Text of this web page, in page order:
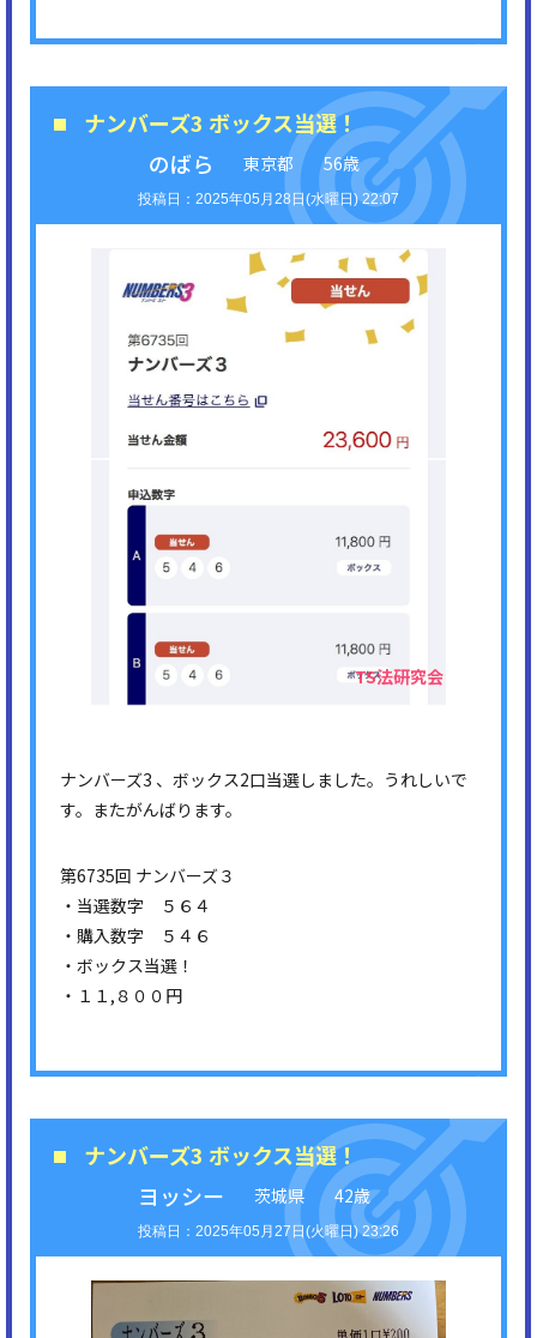
ナンバーズ3 ボックス当選！
のばら
東京都 56歳
2025年05月28日(水曜日) 22:07
ナンバーズ3 、ボックス2口当選しました。うれしいで
す。またがんばります。
第6735回 ナンバーズ３
・当選数字 ５６４
・購入数字 ５４６
・ボックス当選！
・１１,８００円
ナンバーズ3 ボックス当選！
ヨッシー
茨城県 42歳
2025年05月27日(火曜日) 23:26